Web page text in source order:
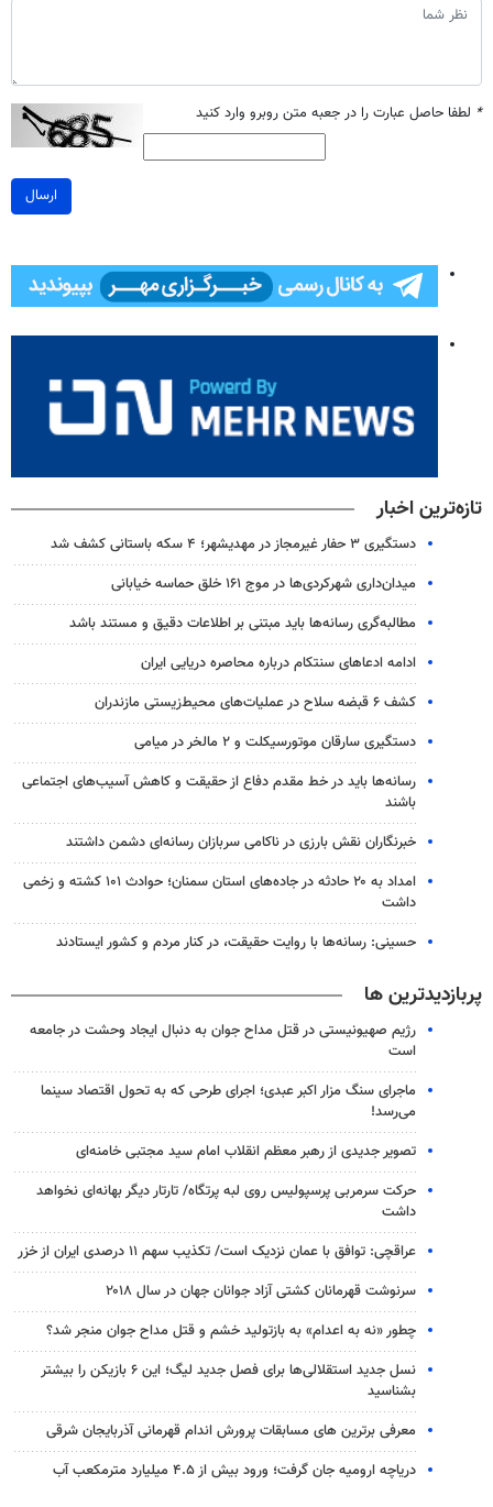
* لطفا حاصل عبارت را در جعبه متن روبرو وارد کنید
ارسال
تازه‌ترین اخبار
دستگیری ۳ حفار غیرمجاز در مهدیشهر؛ ۴ سکه باستانی کشف شد
میدان‌داری شهرکردی‌ها در موج ۱۶۱ خلق حماسه خیابانی
مطالبه‌گری رسانه‌ها باید مبتنی بر اطلاعات دقیق و مستند باشد
ادامه ادعاهای سنتکام درباره محاصره دریایی ایران
کشف ۶ قبضه سلاح در عملیات‌های محیط‌زیستی مازندران
دستگیری سارقان موتورسیکلت و ۲ مالخر در میامی
رسانه‌ها باید در خط مقدم دفاع از حقیقت و کاهش آسیب‌های اجتماعی
باشند
خبرنگاران نقش بارزی در ناکامی سربازان رسانه‌ای دشمن داشتند
امداد به ۲۰ حادثه در جاده‌های استان سمنان؛ حوادث ۱۰۱ کشته و زخمی
داشت
حسینی: رسانه‌ها با روایت حقیقت، در کنار مردم و کشور ایستادند
پربازدیدترین ها
رژیم صهیونیستی در قتل مداح جوان به دنبال ایجاد وحشت در جامعه
است
ماجرای سنگ مزار اکبر عبدی؛ اجرای طرحی که به تحول اقتصاد سینما
می‌رسد!
تصویر جدیدی از رهبر معظم انقلاب امام سید مجتبی خامنه‌ای
حرکت سرمربی پرسپولیس روی لبه پرتگاه/ تارتار دیگر بهانه‌ای نخواهد
داشت
عراقچی: توافق با عمان نزدیک است/ تکذیب سهم ۱۱ درصدی ایران از خزر
سرنوشت قهرمانان کشتی آزاد جوانان جهان در سال ۲۰۱۸
چطور «نه به اعدام» به بازتولید خشم و قتل مداح جوان منجر شد؟
نسل جدید استقلالی‌ها برای فصل جدید لیگ؛ این ۶ بازیکن را بیشتر
بشناسید
معرفی برترین های مسابقات پرورش اندام قهرمانی آذربایجان شرقی
دریاچه ارومیه جان گرفت؛ ورود بیش از ۴.۵ میلیارد مترمکعب آب